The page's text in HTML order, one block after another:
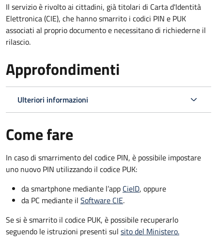
Il servizio è rivolto ai cittadini, già titolari di Carta d'Identità
Elettronica (CIE), che hanno smarrito i codici PIN e PUK
associati al proprio documento e necessitano di richiederne il
rilascio.
Approfondimenti
Ulteriori informazioni
Come fare
In caso di smarrimento del codice PIN, è possibile impostare
uno nuovo PIN utilizzando il codice PUK:
da smartphone mediante l’app CieID, oppure
da PC mediante il Software CIE.
Se si è smarrito il codice PUK, è possibile recuperarlo
seguendo le istruzioni presenti sul sito del Ministero.